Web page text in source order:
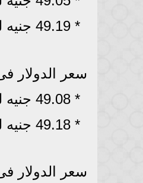
* 49.19 جنيه للبيع.
سعر الدولار
* 49.08 جنيه للشراء.
* 49.18 جنيه للبيع.
سعر الدولار